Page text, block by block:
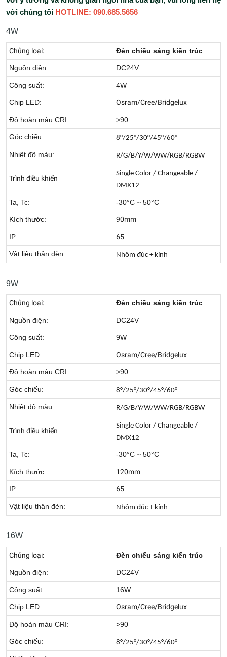
với chúng tôi HOTLINE: 090.685.5656
4W
Chủng loại: Đèn chiếu sáng kiến trúc
Nguồn điện: DC24V
Công suất: 4W
Chip LED: Osram/Cree/Bridgelux
Độ hoàn màu CRI: >90
Góc chiếu: 8°/25°/30°/45°/60°
Nhiệt độ màu: R/G/B/Y/W/WW/RGB/RGBW
Trình điều khiển
Single Color / Changeable /
DMX12
Ta, Tc: -30°C ~ 50°C
Kích thước: 90mm
IP 65
Vật liệu thân đèn: Nhôm đúc + kính
9W
Chủng loại: Đèn chiếu sáng kiến trúc
Nguồn điện: DC24V
Công suất: 9W
Chip LED: Osram/Cree/Bridgelux
Độ hoàn màu CRI: >90
Góc chiếu: 8°/25°/30°/45°/60°
Nhiệt độ màu: R/G/B/Y/W/WW/RGB/RGBW
Trình điều khiển
Single Color / Changeable /
DMX12
Ta, Tc: -30°C ~ 50°C
Kích thước: 120mm
IP 65
Vật liệu thân đèn: Nhôm đúc + kính
16W
Chủng loại: Đèn chiếu sáng kiến trúc
Nguồn điện: DC24V
Công suất: 16W
Chip LED: Osram/Cree/Bridgelux
Độ hoàn màu CRI: >90
Góc chiếu: 8°/25°/30°/45°/60°